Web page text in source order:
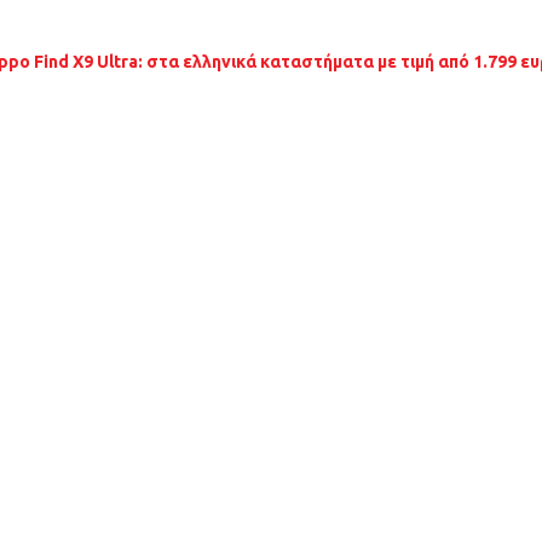
Find X9 Ultra: στα ελληνικά καταστήματα με τιμή από 1.799